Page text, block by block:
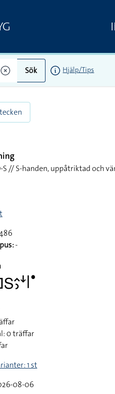
Sök Hjälp/Tips
S // S-handen, uppåtriktad och
-
0 träffar
1 st
08-06